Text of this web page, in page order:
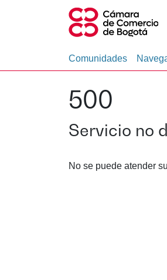
Comunidades
500
Servicio no
No se puede atender